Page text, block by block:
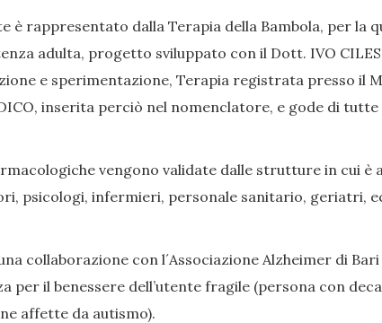
è rappresentato dalla Terapia della Bambola, per la
adulta, progetto sviluppato con il Dott. IVO
e sperimentazione, Terapia registrata presso il
inserita perciò nel nomenclatore, e gode di
vengono validate dalle strutture in cui
psicologi, infermieri, personale sanitario, geriatri,
collaborazione con l´Associazione Alzheimer di
per il benessere dell’utente fragile (persona con
affette da autismo).